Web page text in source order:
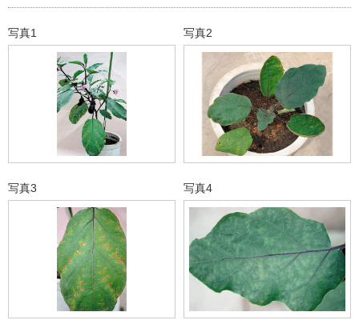
写真1 写真2
写真3 写真4